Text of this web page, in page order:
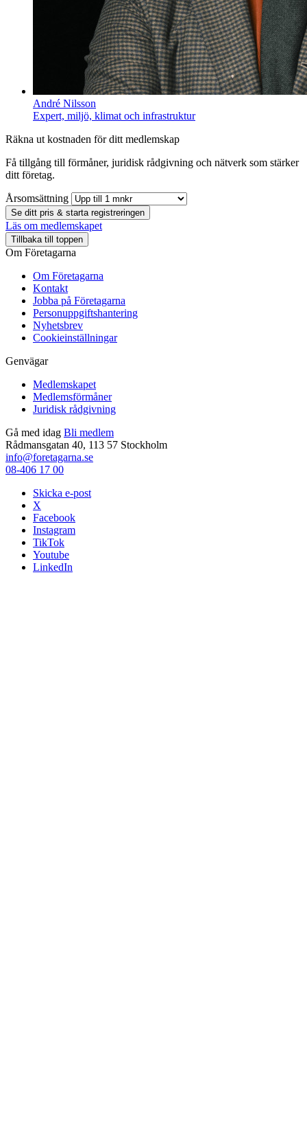
André Nilsson
Expert, miljö, klimat och infrastruktur
Räkna ut kostnaden för ditt medlemskap
Få tillgång till förmåner, juridisk rådgivning och nätverk som stärker
ditt företag.
Årsomsättning
Se ditt pris & starta registreringen
Läs om medlemskapet
Tillbaka till toppen
Om Företagarna
Om Företagarna
Kontakt
Jobba på Företagarna
Personuppgiftshantering
Nyhetsbrev
Cookieinställningar
Genvägar
Medlemskapet
Medlemsförmåner
Juridisk rådgivning
Gå med idag Bli medlem
Rådmansgatan 40, 113 57 Stockholm
info@foretagarna.se
08-406 17 00
Skicka e-post
X
Facebook
Instagram
TikTok
Youtube
LinkedIn